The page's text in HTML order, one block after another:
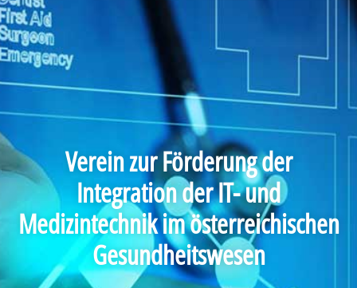
Verein zur Förderung der
Integration der IT- und
Medizintechnik im österreichischen
Gesundheitswesen